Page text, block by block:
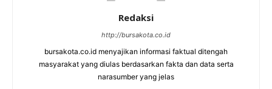
Redaksi
http://bursakota.co.id
bursakota.co.id menyajikan informasi faktual ditengah
masyarakat yang diulas berdasarkan fakta dan data serta
narasumber yang jelas